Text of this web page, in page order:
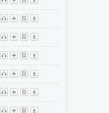
听
播 歌 下
听
播 歌 下
听
播 歌 下
听 播 歌 下
听
播 歌 下
听
播 歌 下